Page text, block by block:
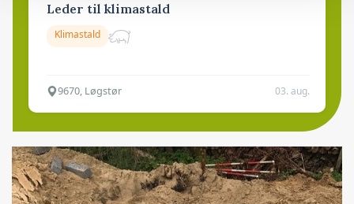
Leder til klimastald
Klimastald
9670, Løgstør 03. aug.